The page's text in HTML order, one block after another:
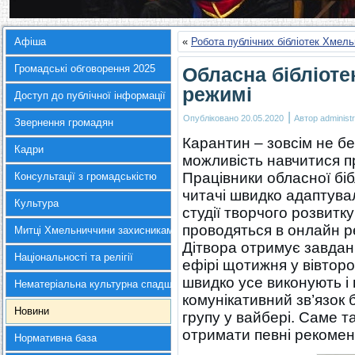
Афіша
Громадські обговорення 2025
Доступ до публічної інформації
Звернення громадян
Кадри
Консультації з громадськістю
Культура
Митці Хмельниччини захисникам України
Національності та релігії
Нематеріальна культурна спадщина
Новини
Нормативна база
« Робота публічних бібліотек
Обласна
режимі
Опубліковано 20.05.2020 | Автор
Карантин – зовсім не
можливість навчитися
Працівники обласної
читачі швидко
студії творчого
проводяться в онлайн
Дітвора отримує
ефірі щотижня у
швидко усе виконують
комунікативний
групу у вайбері. Саме
отримати певні